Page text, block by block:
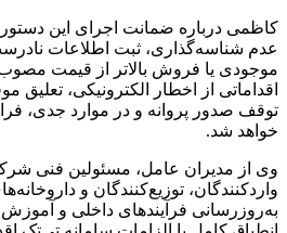
کاظمی درباره ضمانت اجرای این
عدم شناسه‌گذاری، ثبت اطلاعات
موجودی یا فروش بالاتر از قیمت
اقداماتی از اخطار الکترونیکی،
توقف صدور پروانه و در موارد جدی،
خواهد شد.
وی از مدیران عامل، مسئولین فنی
واردکنندگان، توزیع‌کنندگان و
به‌روزرسانی فرآیندهای داخلی و